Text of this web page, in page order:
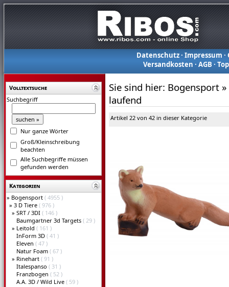
Datenschutz· Impressum ·
Versandkosten ·AGB ·
Volltextsuche
Suchbegriff
Nur ganze Wörter
Groß/Kleinschreibung
beachten
Alle Suchbegriffe müssen
gefunden werden
Kategorien
» Bogensport ( 4955 )
» 3 D Tiere ( 976 )
» SRT / 3DI ( 146 )
Baumgartner 3d Targets ( 29 )
» Leitold ( 161 )
InForm 3D ( 41 )
Eleven ( 47 )
Natur Foam ( 67 )
» Rinehart ( 91 )
Italespanso ( 31 )
Franzbogen ( 52 )
A.A. 3D / Wild Live ( 59 )
Sie sind hier: Bogensport »
laufend
Artikel 22 von 42 in dieser Kategorie